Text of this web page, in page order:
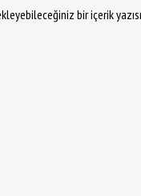
bir içerik